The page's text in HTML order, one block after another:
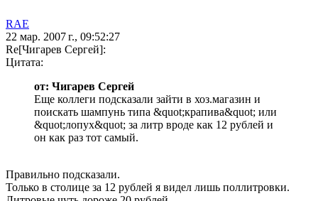
RAE
22 мар. 2007 г., 09:52:27
Re[Чигарев Сергей]:
Цитата:
от: Чигарев Сергей
Еще коллеги подсказали зайти в хоз.магазин и
поискать шампунь типа &quot;крапива&quot; или
&quot;лопух&quot; за литр вроде как 12 рублей и
он как раз тот самый.
Правильно подсказали.
Только в столице за 12 рублей я видел лишь поллитровки.